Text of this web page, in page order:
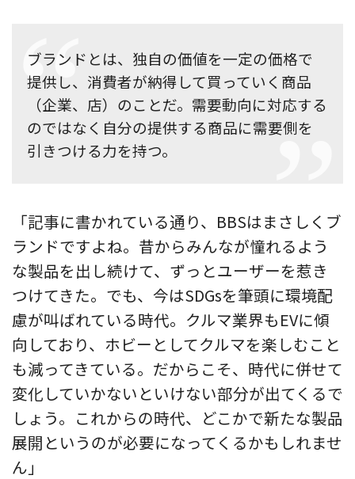
ブランドとは、独自の価値を一定の価格で
提供し、消費者が納得して買っていく商品
（企業、店）のことだ。需要動向に対応する
のではなく自分の提供する商品に需要側を
引きつける力を持つ。
「記事に書かれている通り、BBSはまさしくブ
ランドですよね。昔からみんなが憧れるよう
な製品を出し続けて、ずっとユーザーを惹き
つけてきた。でも、今はSDGsを筆頭に環境配
慮が叫ばれている時代。クルマ業界もEVに傾
向しており、ホビーとしてクルマを楽しむこと
も減ってきている。だからこそ、時代に併せて
変化していかないといけない部分が出てくるで
しょう。これからの時代、どこかで新たな製品
展開というのが必要になってくるかもしれませ
ん」